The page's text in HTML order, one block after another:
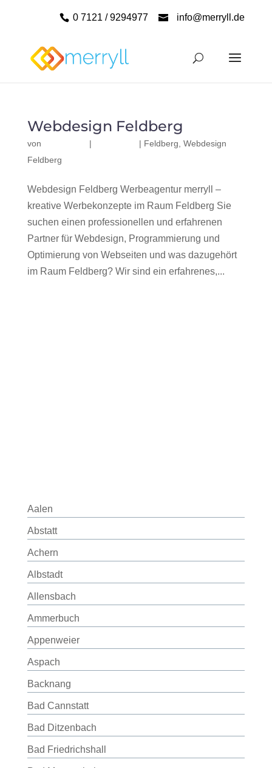
0 7121 / 9294977 info@merryll.de
Webdesign Feldberg
von | | Feldberg Webdesign
Feldberg
Webdesign Feldberg Werbeagentur merryll –
kreative Werbekonzepte im Raum Feldberg Sie
suchen einen professionellen und erfahrenen
Partner für Webdesign, Programmierung und
Optimierung von Webseiten und was dazugehört
im Raum Feldberg? Wir sind ein erfahrenes,...
Aalen
Abstatt
Achern
Albstadt
Allensbach
Ammerbuch
Appenweier
Aspach
Backnang
Bad Cannstatt
Bad Ditzenbach
Bad Friedrichshall